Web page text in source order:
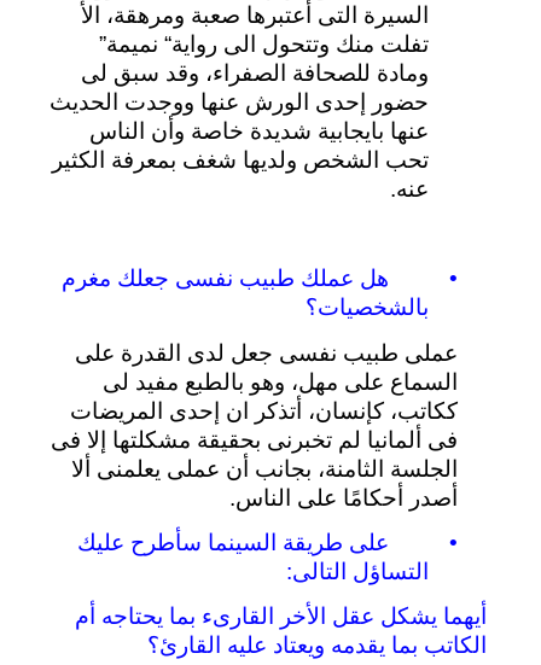
السيرة التى أعتبرها صعبة ومرهقة، الأ
تفلت منك وتتحول الى رواية“ نميمة”
ومادة للصحافة الصفراء، وقد سبق لى
حضور إحدى الورش عنها ووجدت الحديث
عنها بايجابية شديدة خاصة وأن الناس
تحب الشخص ولديها شغف بمعرفة الكثير
عنه.
• هل عملك طبيب نفسى جعلك مغرم
بالشخصيات؟
عملى طبيب نفسى جعل لدى القدرة على
السماع على مهل، وهو بالطبع مفيد لى
ككاتب، كإنسان، أتذكر ان إحدى المريضات
فى ألمانيا لم تخبرنى بحقيقة مشكلتها إلا فى
الجلسة الثامنة، بجانب أن عملى يعلمنى ألا
أصدر أحكامًا على الناس.
•
على طريقة السينما سأطرح عليك
التساؤل
التالى:
أيهما يشكل عقل الأخر القارىء بما يحتاجه أم
الكاتب بما يقدمه ويعتاد عليه
القارئ؟